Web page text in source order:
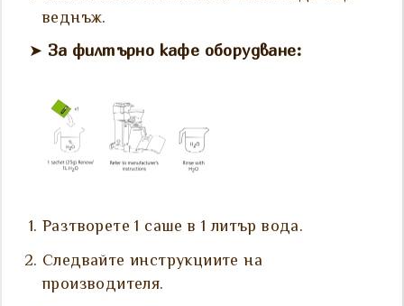
веднъж.
➤ За филтърно кафе оборудване:
Разтворете 1 саше в 1 литър вода.
Следвайте инструкциите на
производителя.